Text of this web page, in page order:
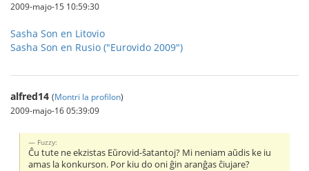
2009-majo-15 10:59:30
Sasha Son en Litovio
Sasha Son en Rusio ("Eurovido 2009")
alfred14 (Montri la profilon)
2009-majo-16 05:39:09
Fuzzy:
Ĉu tute ne ekzistas Eŭrovid-ŝatantoj? Mi neniam aŭdis ke iu
amas la konkurson. Por kiu do oni ĝin aranĝas ĉiujare?